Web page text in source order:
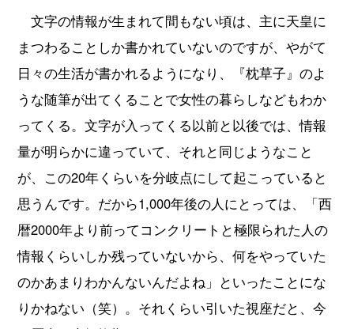
文字の情報が生まれて間もない頃は、主に天皇に
まつわることしか書かれていないのですが、やがて
日々の生活が書かれるようになり、『枕草子』のよ
うな随筆が出てくることで女性の暮らしなどもわか
ってくる。文字が入ってくる以前と以後では、情報
量が明らかに違っていて、それと同じようなこと
が、この20年くらいを分岐点にして起こっていると
思うんです。だから1,000年後の人にとっては、「西
暦2000年より前ってコンクリートと極限られた人の
情報くらいしか残っていないから、何をやっていた
のかあまりわかんないんだよね」といったことにな
りかねない（笑）。それくらい引いた視座だと、今